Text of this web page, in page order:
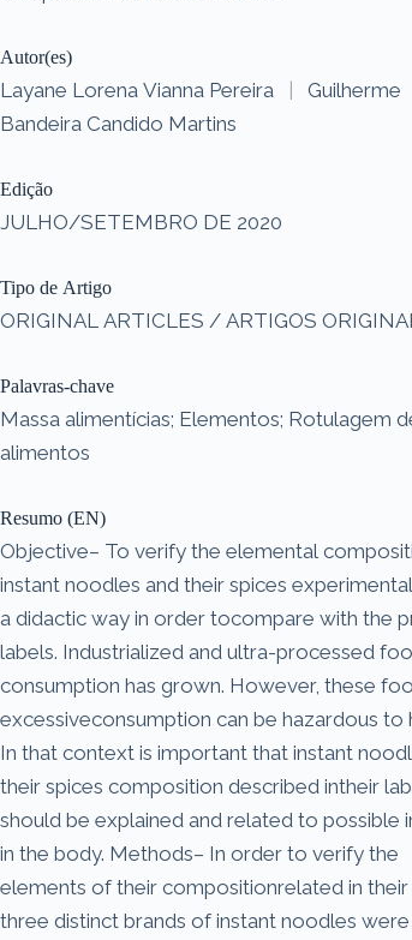
Autor(es)
Layane Lorena Vianna Pereira |
Guilherme
Bandeira Candido Martins
Edição
JULHO/SETEMBRO DE 2020
Tipo de Artigo
ORIGINAL ARTICLES / ARTIGOS
Palavras-chave
Massa alimentícias; Elementos; Rotulagem
alimentos
Resumo (EN)
Objective– To verify the elemental
instant noodles and their spices
a didactic way in order tocompare with the
labels. Industrialized and ultra-processed
consumption has grown. However, these
excessiveconsumption can be hazardous to
In that context is important that instant
their spices composition described intheir
should be explained and related to possible
in the body. Methods– In order to verify the
elements of their compositionrelated in their
three distinct brands of instant noodles were